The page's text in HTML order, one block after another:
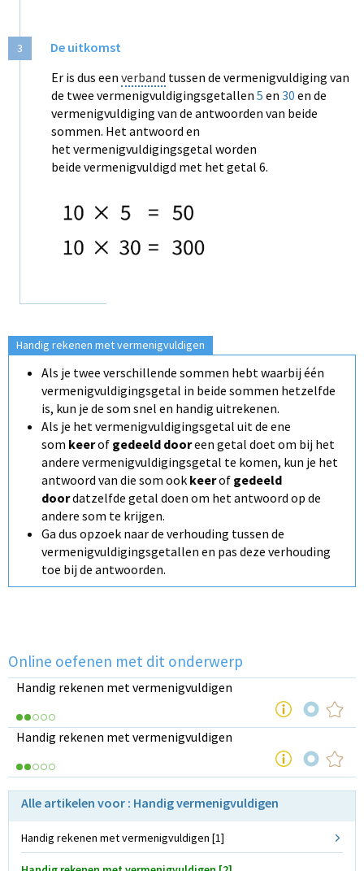
3
De uitkomst
Er is dus een verband tussen de vermenigvuldiging van
de twee vermenigvuldigingsgetallen 5 en 30 en de
vermenigvuldiging van de antwoorden van beide
sommen. Het antwoord en
het vermenigvuldigingsgetal worden
beide vermenigvuldigd met het getal 6.
Handig rekenen met vermenigvuldigen
Als je twee verschillende sommen hebt waarbij één
vermenigvuldigingsgetal in beide sommen hetzelfde
is, kun je de som snel en handig uitrekenen.
Als je het vermenigvuldigingsgetal uit de ene
som keerof gedeeld dooreen getal doet om bij het
andere vermenigvuldigingsgetal te komen, kun je het
antwoord van die som ook keerof gedeeld
doordatzelfde getal doen om het antwoord op de
andere som te krijgen.
Ga dus opzoek naar de verhouding tussen de
vermenigvuldigingsgetallen en pas deze verhouding
toe bij de antwoorden.
Online oefenen met dit onderwerp
Handig rekenen met vermenigvuldigen
Handig rekenen met vermenigvuldigen
Alle artikelen voor : Handig vermenigvuldigen
Handig rekenen met vermenigvuldigen [1]